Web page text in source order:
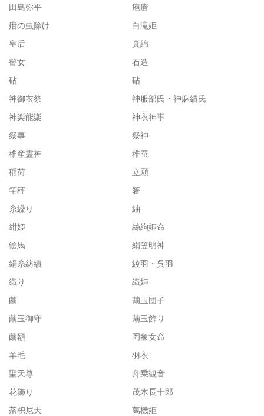
田島弥平
疱瘡
疳の虫除け
白滝姫
皇后
真綿
瞽女
石造
砧
砧
神御衣祭
神服部氏・神麻績氏
神楽能楽
神衣神事
祭事
祭神
稚産霊神
稚蚕
稲荷
立願
竿秤
箸
糸繰り
紬
紺姫
絲絇姫命
絵馬
絹笠明神
絹糸紡績
綾羽・呉羽
織り
織姫
繭
繭玉団子
繭玉御守
繭玉飾り
繭額
罔象女命
羊毛
羽衣
聖天尊
舟乗観音
花飾り
茂木長十郎
荼枳尼天
萬機姫